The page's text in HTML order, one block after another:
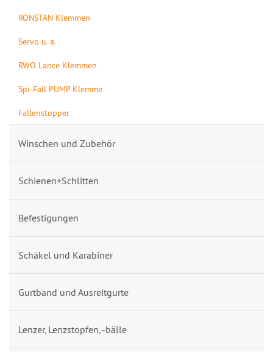
RONSTAN Klemmen
Servo u. a.
RWO Lance Klemmen
Spi-Fall PUMP Klemme
Fallenstopper
Winschen und Zubehör
Schienen+Schlitten
Befestigungen
Schäkel und Karabiner
Gurtband und Ausreitgurte
Lenzer, Lenzstopfen, -bälle